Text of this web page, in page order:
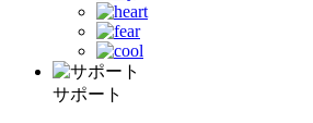
サポート